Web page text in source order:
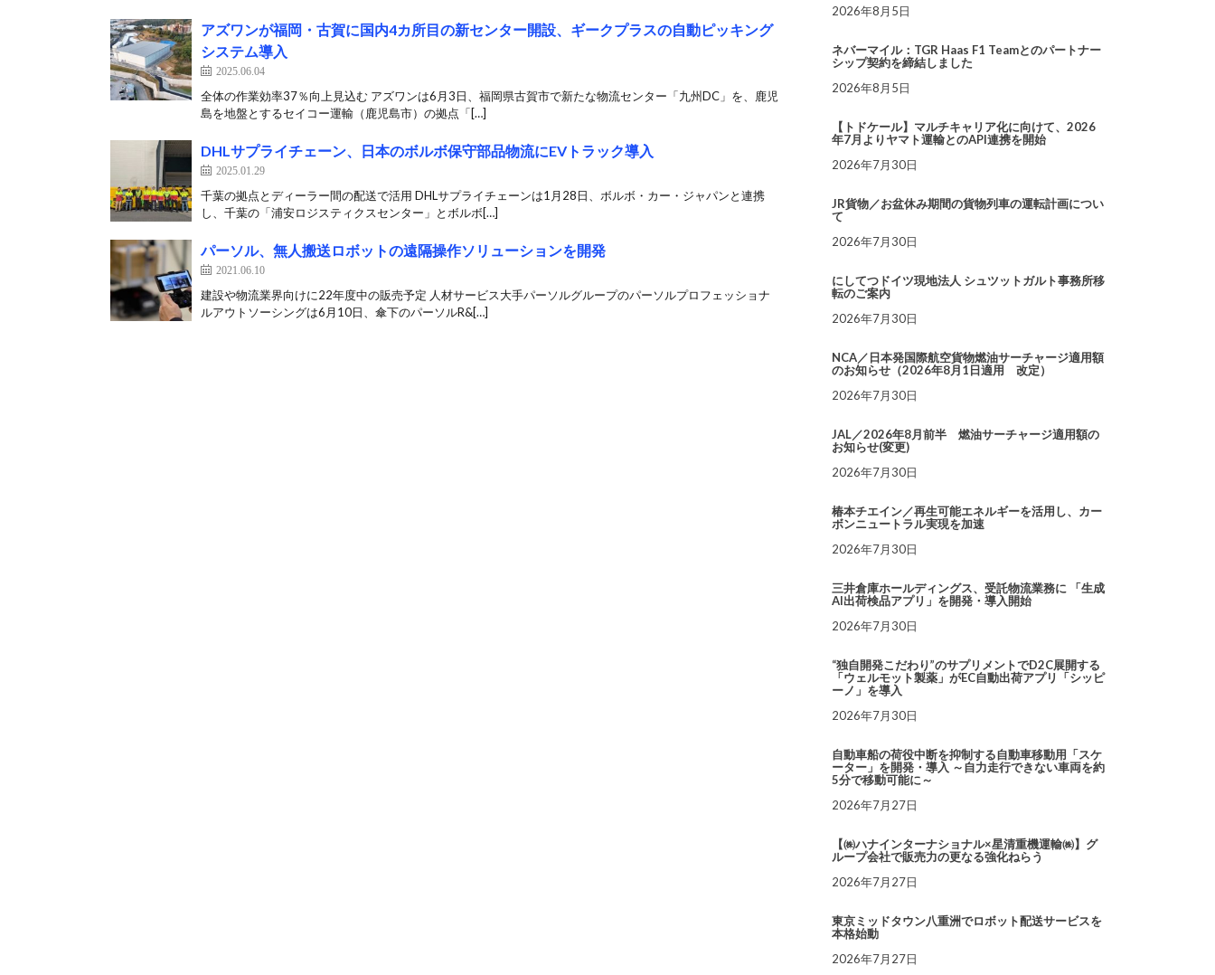
アズワンが福岡・古賀に国内4カ所目の新センター開設、ギークプラスの自動ピッキング
システム導入
2025.06.04
全体の作業効率37％向上見込む アズワンは6月3日、福岡県古賀市で新たな物流センター「九州DC」を、鹿児
島を地盤とするセイコー運輸（鹿児島市）の拠点「[…]
DHLサプライチェーン、日本のボルボ保守部品物流にEVトラック導入
2025.01.29
千葉の拠点とディーラー間の配送で活用 DHLサプライチェーンは1月28日、ボルボ・カー・ジャパンと連携
し、千葉の「浦安ロジスティクスセンター」とボルボ[…]
パーソル、無人搬送ロボットの遠隔操作ソリューションを開発
2021.06.10
建設や物流業界向けに22年度中の販売予定 人材サービス大手パーソルグループのパーソルプロフェッショナ
ルアウトソーシングは6月10日、傘下のパーソルR&[…]
2026年8月5日
ネバーマイル：TGR Haas F1 Teamとのパートナー
シップ契約を締結しました
2026年8月5日
【トドケール】マルチキャリア化に向けて、2026
年7月よりヤマト運輸とのAPI連携を開始
2026年7月30日
JR貨物／お盆休み期間の貨物列車の運転計画につい
て
2026年7月30日
にしてつドイツ現地法人 シュツットガルト事務所移
転のご案内
2026年7月30日
NCA／日本発国際航空貨物燃油サーチャージ適用額
のお知らせ（2026年8月1日適用 改定）
2026年7月30日
JAL／2026年8月前半 燃油サーチャージ適用額の
お知らせ(変更)
2026年7月30日
椿本チエイン／再生可能エネルギーを活用し、カー
ボンニュートラル実現を加速
2026年7月30日
三井倉庫ホールディングス、受託物流業務に 「生成
AI出荷検品アプリ」を開発・導入開始
2026年7月30日
“独自開発こだわり”のサプリメントでD2C展開する
「ウェルモット製薬」がEC自動出荷アプリ「シッピ
ーノ」を導入
2026年7月30日
自動車船の荷役中断を抑制する自動車移動用「スケ
ーター」を開発・導入 ～自力走行できない車両を約
5分で移動可能に～
2026年7月27日
【㈱ハナインターナショナル×星清重機運輸㈱】グ
ループ会社で販売力の更なる強化ねらう
2026年7月27日
東京ミッドタウン八重洲でロボット配送サービスを
本格始動
2026年7月27日